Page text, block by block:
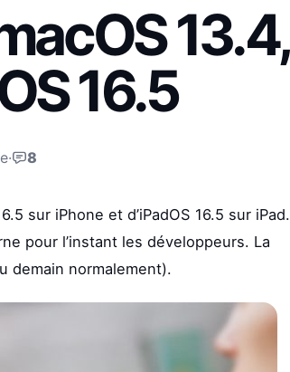
13.4,
16.5
· 8
sur iPhone et d’iPadOS 16.5 sur iPad.
pour l’instant les développeurs. La
demain normalement).